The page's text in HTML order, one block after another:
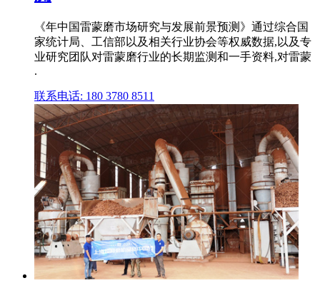
《年中国雷蒙磨市场研究与发展前景预测》通过综合国
家统计局、工信部以及相关行业协会等权威数据,以及专
业研究团队对雷蒙磨行业的长期监测和一手资料,对雷蒙
.
联系电话: 180 3780 8511